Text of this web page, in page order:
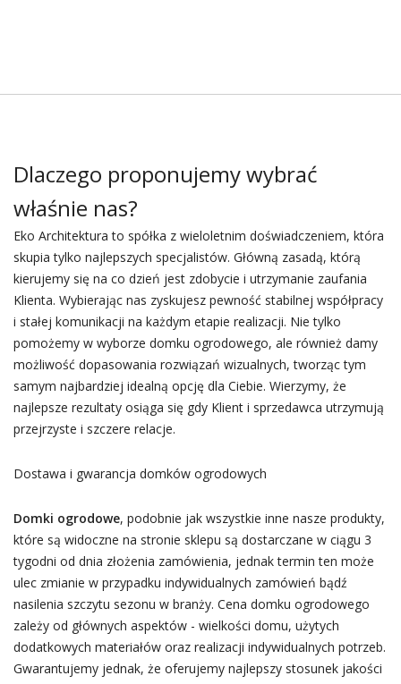
Dlaczego proponujemy wybrać
właśnie nas?
Eko Architektura to spółka z wieloletnim doświadczeniem, która
skupia tylko najlepszych specjalistów. Główną zasadą, którą
kierujemy się na co dzień jest zdobycie i utrzymanie zaufania
Klienta. Wybierając nas zyskujesz pewność stabilnej współpracy
i stałej komunikacji na każdym etapie realizacji. Nie tylko
pomożemy w wyborze domku ogrodowego, ale również damy
możliwość dopasowania rozwiązań wizualnych, tworząc tym
samym najbardziej idealną opcję dla Ciebie. Wierzymy, że
najlepsze rezultaty osiąga się gdy Klient i sprzedawca utrzymują
przejrzyste i szczere relacje.
Dostawa i gwarancja domków ogrodowych
Domki ogrodowe, podobnie jak wszystkie inne nasze produkty,
które są widoczne na stronie sklepu są dostarczane w ciągu 3
tygodni od dnia złożenia zamówienia, jednak termin ten może
ulec zmianie w przypadku indywidualnych zamówień bądź
nasilenia szczytu sezonu w branży. Cena domku ogrodowego
zależy od głównych aspektów - wielkości domu, użytych
dodatkowych materiałów oraz realizacji indywidualnych potrzeb.
Gwarantujemy jednak, że oferujemy najlepszy stosunek jakości